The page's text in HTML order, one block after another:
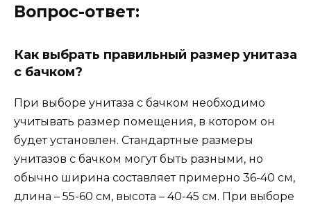
Вопрос-ответ:
Как выбрать правильный размер унитаза
с бачком?
При выборе унитаза с бачком необходимо
учитывать размер помещения, в котором он
будет установлен. Стандартные размеры
унитазов с бачком могут быть разными, но
обычно ширина составляет примерно 36-40 см,
длина – 55-60 см, высота – 40-45 см. При выборе